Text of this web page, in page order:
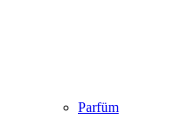
Parfüm